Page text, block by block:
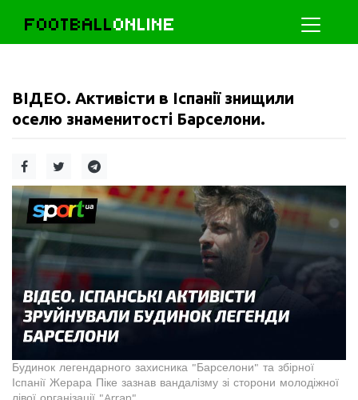
FOOTBALLONLINE
ВІДЕО. Активісти в Іспанії знищили
оселю знаменитості Барселони.
Будинок легендарного захисника "Барселони" та збірної
Іспанії Жерара Піке зазнав вандалізму зі сторони молодіжної